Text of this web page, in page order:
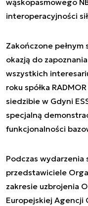
wąskopasmowego
interoperacyjności
Zakończone pełnym
okazją do
wszystkich
roku spółka
siedzibie w Gdyni
specjalną
funkcjonalności
Podczas
przedstawiciele
zakresie uzbrojenia
Europejskiej Agencji